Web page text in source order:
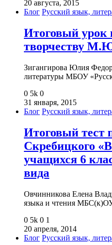
20 августа, 2015
Блог Русский язык,
Итоговый урок
творчеству
Зигангирова Юлия
литературы МБОУ
0 5k 0
31 января, 2015
Блог Русский язык,
Итоговый тест
Скребицкого
учащихся 6
вида
Овчинникова Елена
языка и чтения
0 5k 0 1
20 апреля, 2014
Блог Русский язык,